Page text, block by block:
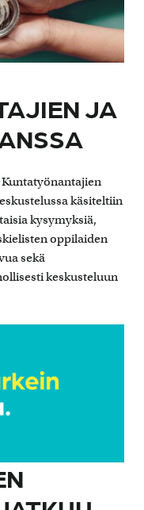
JA
Kuntatyönantajien
käsiteltiin
kysymyksiä,
oppilaiden
sekä
keskusteluun